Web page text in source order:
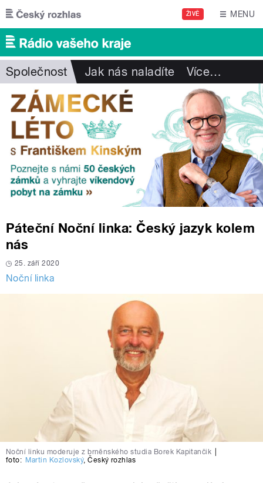
Přejít k hlavnímu obsahu
ŽIVĚ MENU
Společnost Jak nás naladíte Více…
Páteční Noční linka: Český jazyk kolem
nás
25. září 2020
Noční linka
Noční linku moderuje z brněnského studia Borek Kapitančik
foto: Martin Kozlovský,Český rozhlas